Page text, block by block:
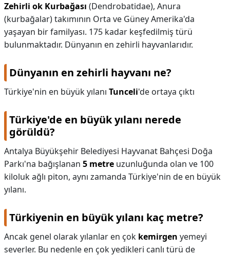
Zehirli ok Kurbağası (Dendrobatidae), Anura
(kurbağalar) takımının Orta ve Güney Amerika'da
yaşayan bir familyası. 175 kadar keşfedilmiş türü
bulunmaktadır. Dünyanın en zehirli hayvanlarıdır.
Dünyanın en zehirli hayvanı ne?
Türkiye'nin en büyük yılanı Tunceli'de ortaya çıktı
Türkiye'de en büyük yılanı nerede
görüldü?
Antalya Büyükşehir Belediyesi Hayvanat Bahçesi Doğa
Parkı'na bağışlanan 5 metre uzunluğunda olan ve 100
kiloluk ağlı piton, aynı zamanda Türkiye'nin de en büyük
yılanı.
Türkiyenin en büyük yılanı kaç metre?
Ancak genel olarak yılanlar en çok kemirgen yemeyi
severler. Bu nedenle en çok yedikleri canlı türü de